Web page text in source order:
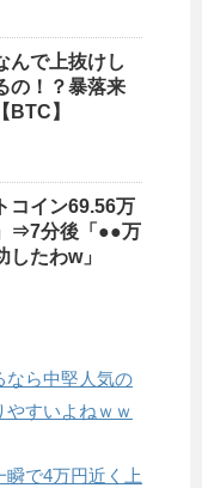
んで上抜けし
の！？暴落来
BTC】
コイン69.56万
⇒7分後「●●万
したわw」
なら中堅人気の
やすいよねｗｗ
瞬で4万円近く上